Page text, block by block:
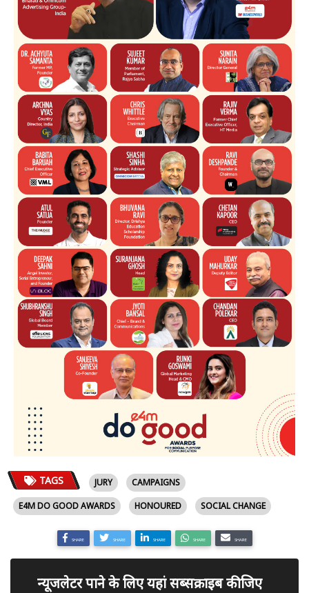
TAGS JURY
CAMPAIGNS
E4M DO GOOD AWARDS
HONOURED SOCIAL CHANGE
SHARE SHARE SHARE SHARE SHARE
न्यूजलेटर पाने के लिए यहां सब्सक्राइब कीजिए